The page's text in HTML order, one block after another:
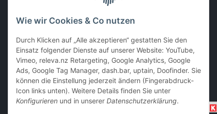
Wie wir Cookies & Co nutzen
Durch Klicken auf „Alle akzeptieren“ gestatten Sie den
Einsatz folgender Dienste auf unserer Website: YouTube,
Vimeo, releva.nz Retargeting, Google Analytics, Google
Ads, Google Tag Manager, dash.bar, uptain, Doofinder. Sie
können die Einstellung jederzeit ändern (Fingerabdruck-
Icon links unten). Weitere Details finden Sie unter
Konfigurieren und in unserer Datenschutzerklärung.
EC & Kreditkartenzahlung bei Abholung
Barzahlung bei Abholung